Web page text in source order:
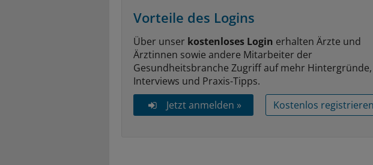
Vorteile des Logins
Über unser kostenloses Login erhalten Ärzte und
Ärztinnen sowie andere Mitarbeiter der
Gesundheitsbranche Zugriff auf mehr Hintergründe,
Interviews und Praxis-Tipps.
Jetzt anmelden »
Kostenlos